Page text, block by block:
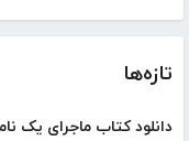
تازه‌ها
دانلود کتاب ماجرای یک